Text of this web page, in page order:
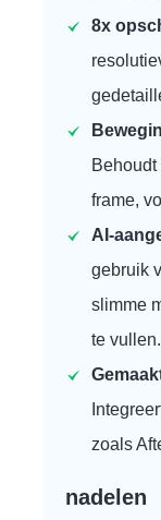
8x
frame,
AI-
gebruik
slimme
te vullen.
zoals
nadelen